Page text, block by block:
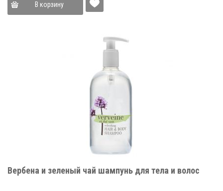
В корзину
Вербена и зеленый чай шампунь для тела и волос